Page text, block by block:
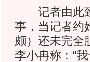
记者由此致
事，当记者约
颇）还未完全
李小冉称：“